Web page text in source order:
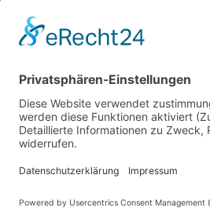
Telefon: 040-888 88 620